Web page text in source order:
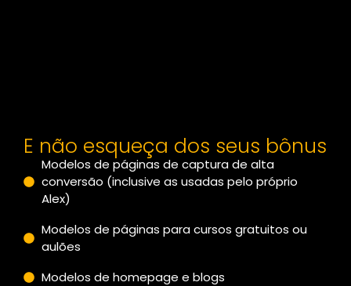
E não esqueça dos seus bônus
Modelos de páginas de captura de alta
conversão (inclusive as usadas pelo próprio
Alex)
Modelos de páginas para cursos gratuitos ou
aulões
Modelos de homepage e blogs